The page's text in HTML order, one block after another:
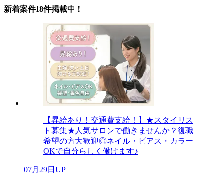
新着案件18件掲載中！
【昇給あり！交通費支給！】★スタイリス
ト募集★人気サロンで働きませんか？復職
希望の方大歓迎◎ネイル・ピアス・カラー
OKで自分らしく働けます♪
07月29日UP